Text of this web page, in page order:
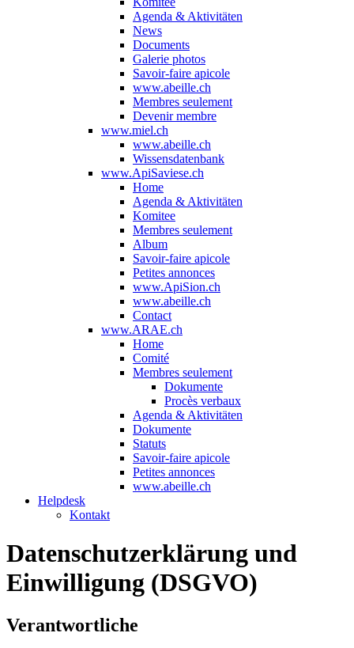
Agenda & Aktivitäten
News
Documents
Galerie photos
Savoir-faire apicole
www.abeille.ch
Membres seulement
Devenir membre
www.miel.ch
www.abeille.ch
Wissensdatenbank
www.ApiSaviese.ch
Home
Agenda & Aktivitäten
Komitee
Membres seulement
Album
Savoir-faire apicole
Petites annonces
www.ApiSion.ch
www.abeille.ch
Contact
www.ARAE.ch
Home
Comité
Membres seulement
Dokumente
Procès verbaux
Agenda & Aktivitäten
Dokumente
Statuts
Savoir-faire apicole
Petites annonces
www.abeille.ch
Helpdesk
Kontakt
Datenschutzerklärung und
Einwilligung (DSGVO)
Verantwortliche